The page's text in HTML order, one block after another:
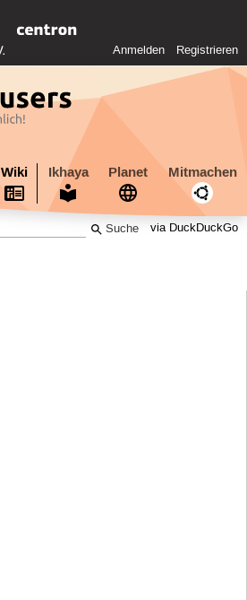
Anmelden Registrieren
Wiki Ikhaya Planet Mitmachen
via DuckDuckGo